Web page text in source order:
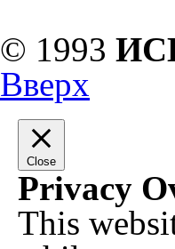
© 1993
Вверх
Close
Privacy
This